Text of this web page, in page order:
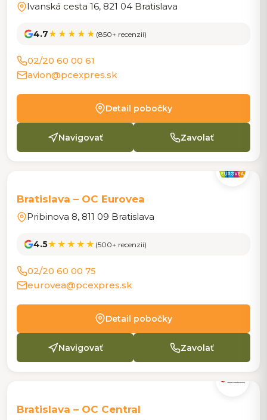
Ivanská cesta 16, 821 04 Bratislava
4.7★★★★★ (850+ recenzií)
02/20 60 00 61
avion@pcexpres.sk
Detail pobočky
Navigovať Zavolať
Bratislava – OC Eurovea
Pribinova 8, 811 09 Bratislava
4.5★★★★★ (500+ recenzií)
02/20 60 00 75
eurovea@pcexpres.sk
Detail pobočky
Navigovať Zavolať
Bratislava – OC Central